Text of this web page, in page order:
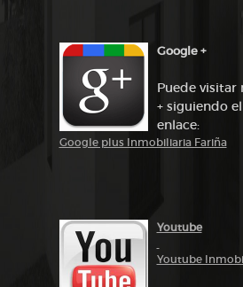
Google +
Puede visitar
+ siguiendo
enlace:
Google plus Inmobiliaria Fariña
Youtube
Youtube